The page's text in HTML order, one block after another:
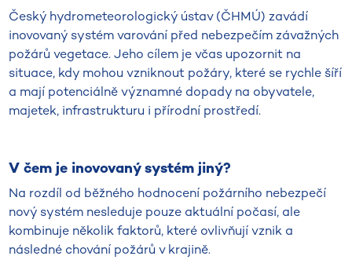
Český hydrometeorologický ústav (ČHMÚ) zavádí
inovovaný systém varování před nebezpečím závažných
požárů vegetace. Jeho cílem je včas upozornit na
situace, kdy mohou vzniknout požáry, které se rychle šíří
a mají potenciálně významné dopady na obyvatele,
majetek, infrastrukturu i přírodní prostředí.
V čem je inovovaný systém jiný?
Na rozdíl od běžného hodnocení požárního nebezpečí
nový systém nesleduje pouze aktuální počasí, ale
kombinuje několik faktorů, které ovlivňují vznik a
následné chování požárů v krajině.